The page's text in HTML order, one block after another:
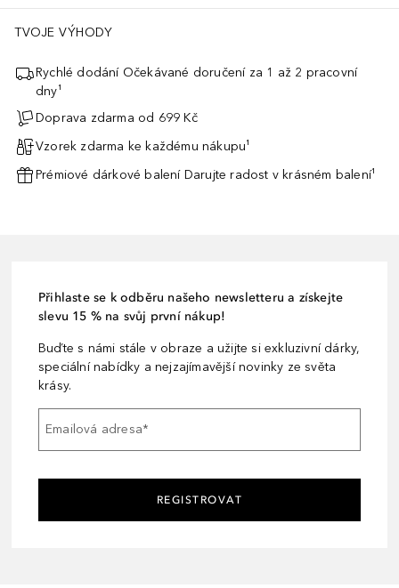
TVOJE VÝHODY
Rychlé dodání Očekávané doručení za 1 až 2 pracovní
dny¹
Doprava zdarma od 699 Kč
Vzorek zdarma ke každému nákupu¹
Prémiové dárkové balení Darujte radost v krásném balení¹
Přihlaste se k odběru našeho newsletteru a získejte
slevu 15 % na svůj první nákup!
Buďte s námi stále v obraze a užijte si exkluzivní dárky,
speciální nabídky a nejzajímavější novinky ze světa
krásy.
Emailová adresa*
REGISTROVAT